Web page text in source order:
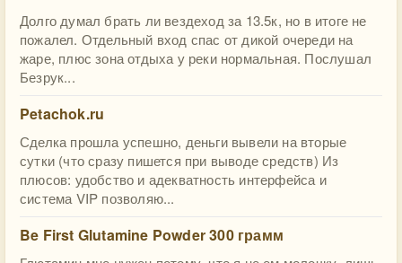
Долго думал брать ли вездеход за 13.5к, но в итоге не
пожалел. Отдельный вход спас от дикой очереди на
жаре, плюс зона отдыха у реки нормальная. Послушал
Безрук...
Petachok.ru
Сделка прошла успешно, деньги вывели на вторые
сутки (что сразу пишется при выводе средств) Из
плюсов: удобство и адекватность интерфейса и
система VIP позволяю...
Be First Glutamine Powder 300 грамм